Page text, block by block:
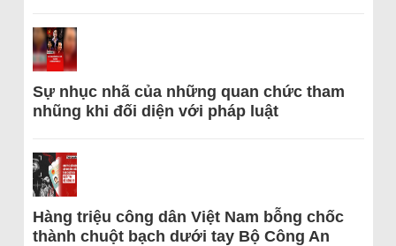
Sự nhục nhã của những quan chức tham
nhũng khi đối diện với pháp luật
Hàng triệu công dân Việt Nam bỗng chốc
thành chuột bạch dưới tay Bộ Công An